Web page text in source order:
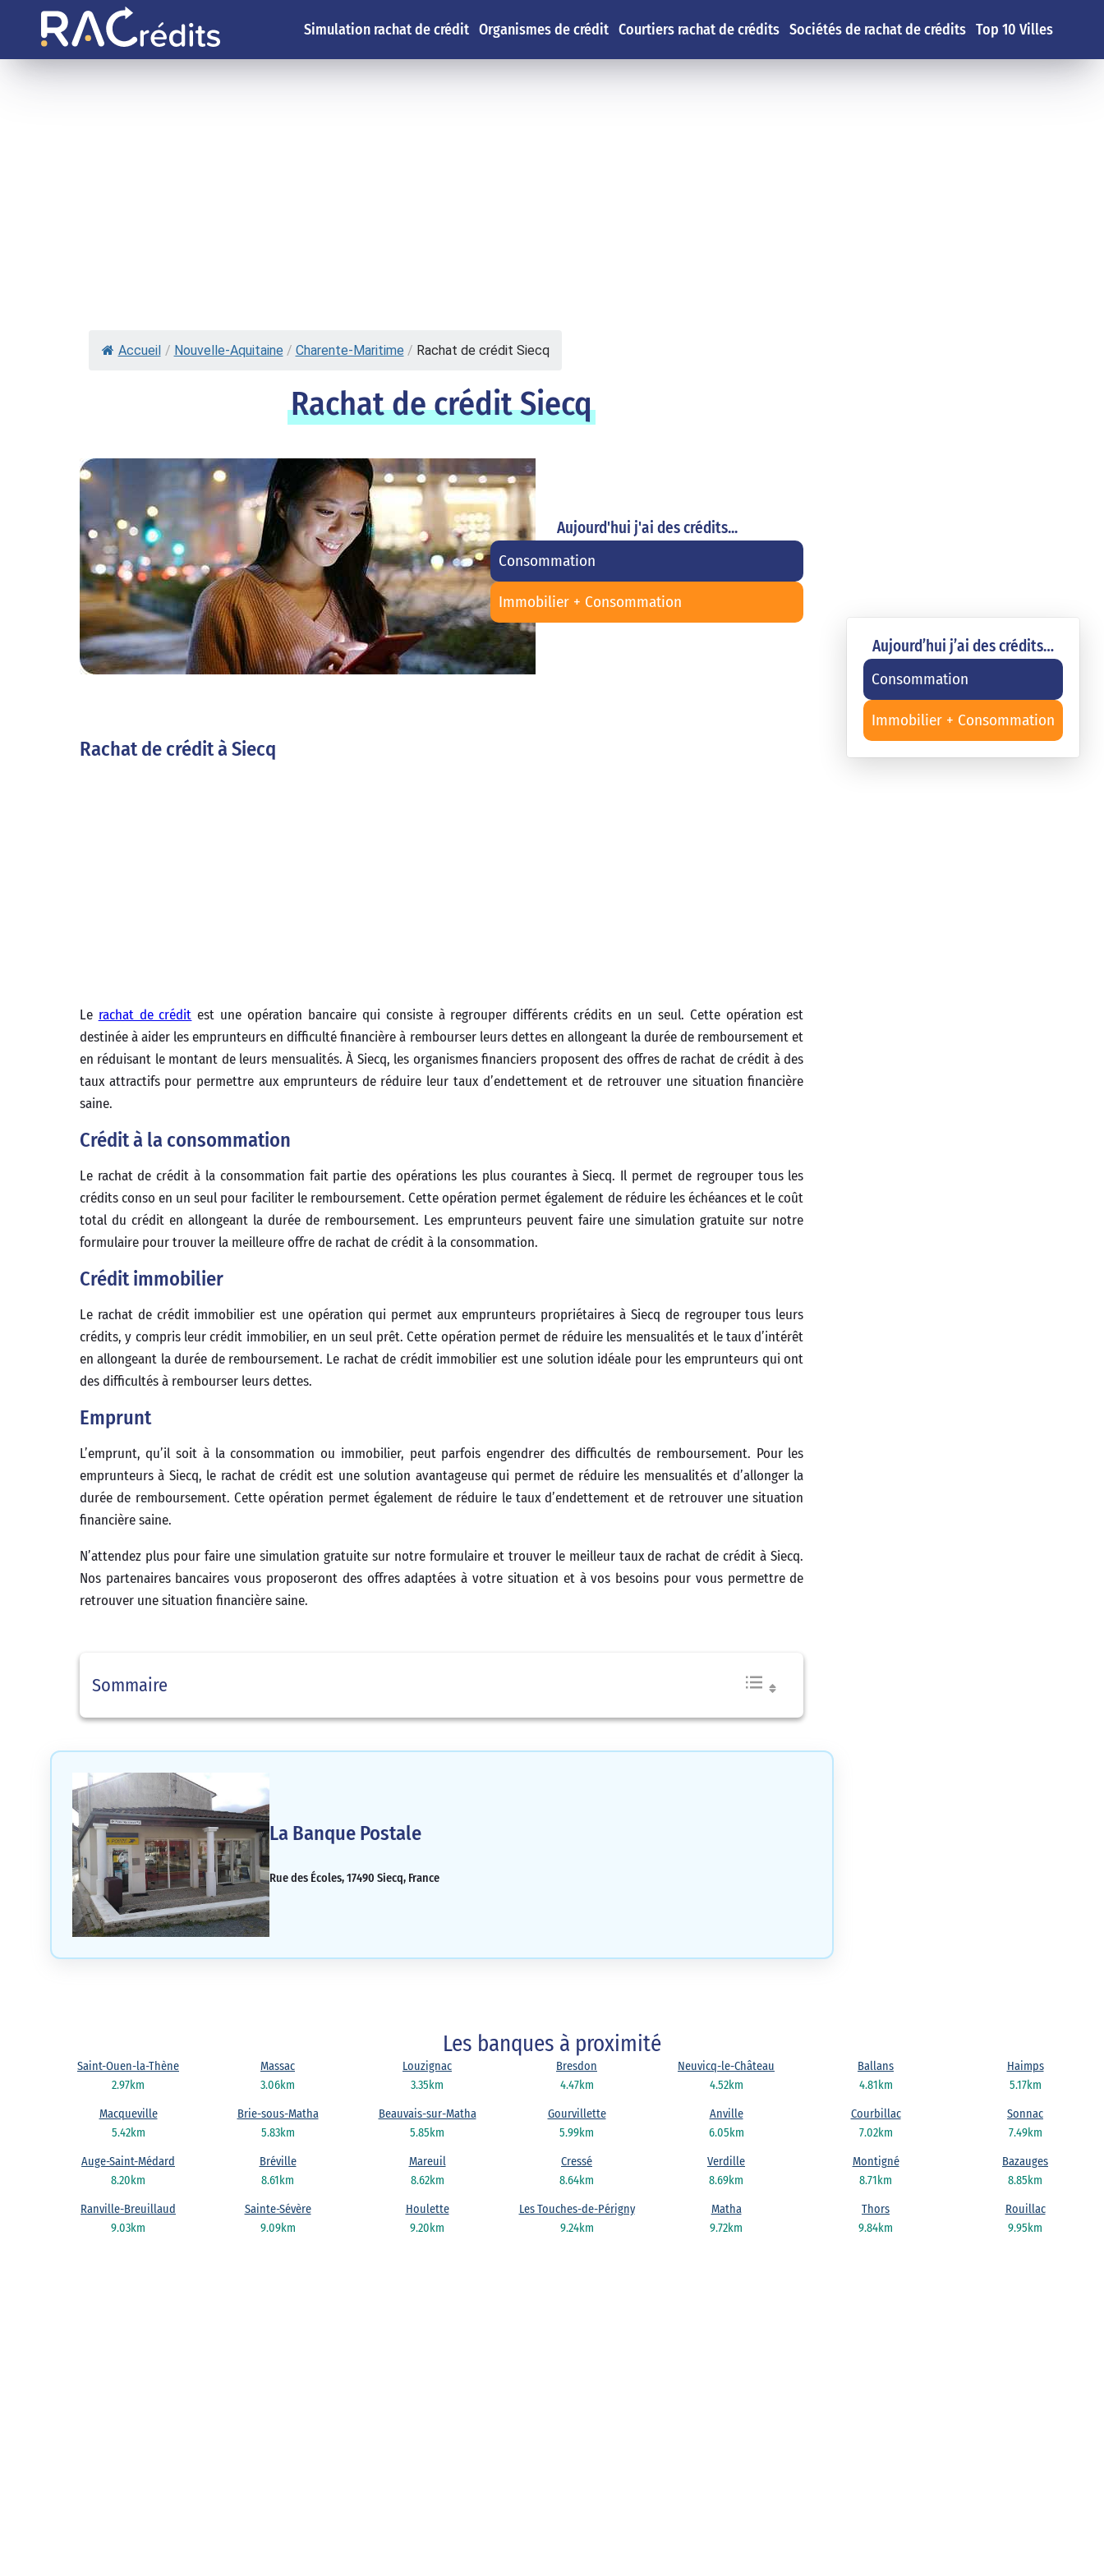
Simulation rachat de crédit Organismes de crédit Courtiers rachat de crédits Sociétés de rachat de crédits Top 10 Villes
Accueil / Nouvelle-Aquitaine / Charente-Maritime / Rachat de crédit Siecq
Rachat de crédit Siecq
Aujourd’hui j’ai des crédits…
Consommation
Immobilier + Consommation
Aujourd'hui j'ai des crédits...
Consommation
Immobilier + Consommation
Rachat de crédit à Siecq
Le rachat de crédit est une opération bancaire qui consiste à regrouper différents crédits en un seul. Cette opération est
destinée à aider les emprunteurs en difficulté financière à rembourser leurs dettes en allongeant la durée de remboursement et
en réduisant le montant de leurs mensualités. À Siecq, les organismes financiers proposent des offres de rachat de crédit à des
taux attractifs pour permettre aux emprunteurs de réduire leur taux d’endettement et de retrouver une situation financière
saine.
Crédit à la consommation
Le rachat de crédit à la consommation fait partie des opérations les plus courantes à Siecq. Il permet de regrouper tous les
crédits conso en un seul pour faciliter le remboursement. Cette opération permet également de réduire les échéances et le coût
total du crédit en allongeant la durée de remboursement. Les emprunteurs peuvent faire une simulation gratuite sur notre
formulaire pour trouver la meilleure offre de rachat de crédit à la consommation.
Crédit immobilier
Le rachat de crédit immobilier est une opération qui permet aux emprunteurs propriétaires à Siecq de regrouper tous leurs
crédits, y compris leur crédit immobilier, en un seul prêt. Cette opération permet de réduire les mensualités et le taux d’intérêt
en allongeant la durée de remboursement. Le rachat de crédit immobilier est une solution idéale pour les emprunteurs qui ont
des difficultés à rembourser leurs dettes.
Emprunt
L’emprunt, qu’il soit à la consommation ou immobilier, peut parfois engendrer des difficultés de remboursement. Pour les
emprunteurs à Siecq, le rachat de crédit est une solution avantageuse qui permet de réduire les mensualités et d’allonger la
durée de remboursement. Cette opération permet également de réduire le taux d’endettement et de retrouver une situation
financière saine.
N’attendez plus pour faire une simulation gratuite sur notre formulaire et trouver le meilleur taux de rachat de crédit à Siecq.
Nos partenaires bancaires vous proposeront des offres adaptées à votre situation et à vos besoins pour vous permettre de
retrouver une situation financière saine.
Sommaire
La Banque Postale
Rue des Écoles, 17490 Siecq, France
Les banques à proximité
2.97km
Saint-Ouen-la-Thène
3.06km
Massac
3.35km
Louzignac
4.47km
Bresdon
4.52km
Neuvicq-le-Château
4.81km
Ballans
5.17km
Haimps
5.42km
Macqueville
5.83km
Brie-sous-Matha
5.85km
Beauvais-sur-Matha
5.99km
Gourvillette
6.05km
Anville
7.02km
Courbillac
7.49km
Sonnac
8.20km
Auge-Saint-Médard
8.61km
Bréville
8.62km
Mareuil
8.64km
Cressé
8.69km
Verdille
8.71km
Montigné
8.85km
Bazauges
9.03km
Ranville-Breuillaud
9.09km
Sainte-Sévère
9.20km
Houlette
9.24km
Les Touches-de-Périgny
9.72km
Matha
9.84km
Thors
9.95km
Rouillac